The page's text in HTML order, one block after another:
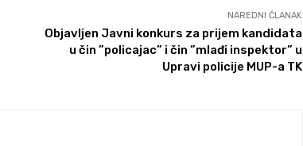
NAREDNI ČLANAK
Objavljen Javni konkurs za prijem kandidata
u čin ”policajac” i čin ”mlađi inspektor” u
Upravi policije MUP-a TK